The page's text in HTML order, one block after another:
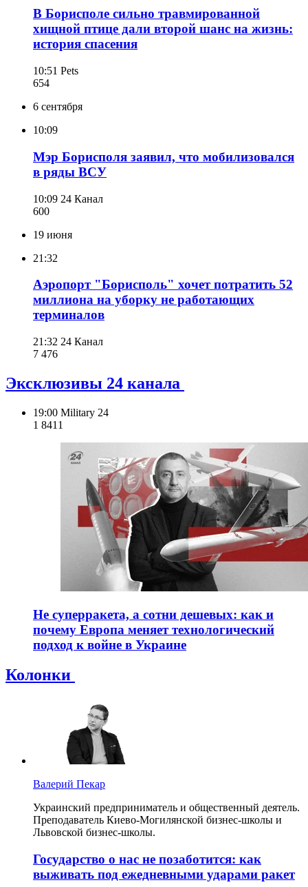
В Борисполе сильно травмированной
хищной птице дали второй шанс на жизнь:
история спасения
10:51 Pets
654
6 сентября
10:09
Мэр Борисполя заявил, что мобилизовался
в ряды ВСУ
10:09 24 Канал
600
19 июня
21:32
Аэропорт "Борисполь" хочет потратить 52
миллиона на уборку не работающих
терминалов
21:32 24 Канал
7 476
Эксклюзивы 24 канала
19:00 Military 24
1 841 1
Не суперракета, а сотни дешевых: как и
почему Европа меняет технологический
подход к войне в Украине
Колонки
Валерий Пекар
Украинский предприниматель и общественный деятель.
Преподаватель Киево-Могилянской бизнес-школы и
Львовской бизнес-школы.
Государство о нас не позаботится: как
выживать под ежедневными ударами ракет